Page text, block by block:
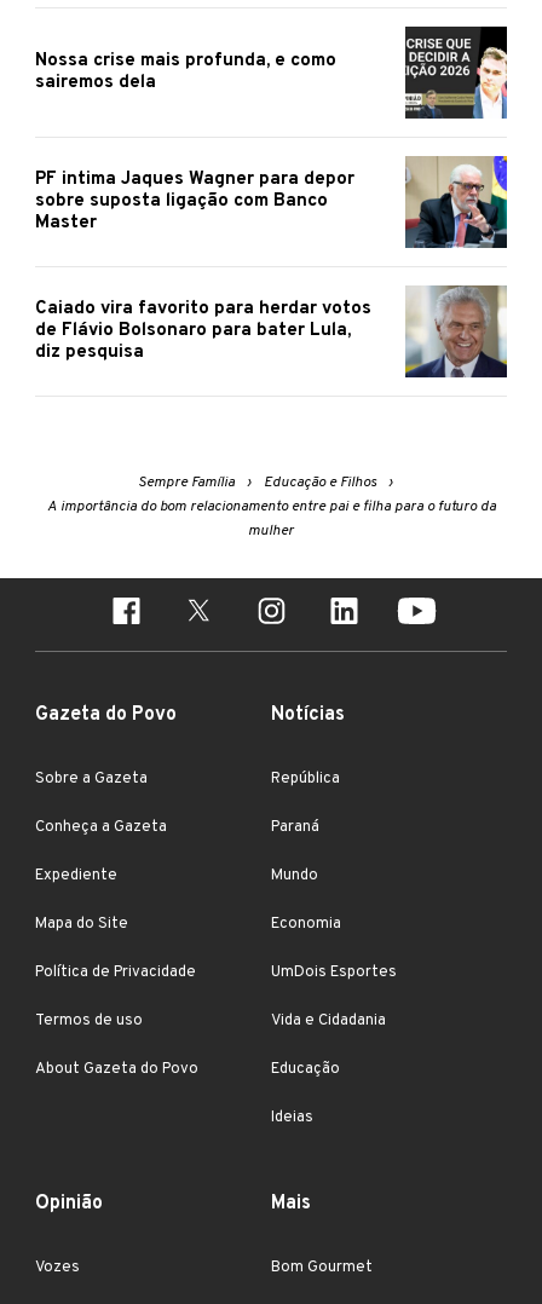
Nossa crise mais profunda, e como
sairemos dela
PF intima Jaques Wagner para depor
sobre suposta ligação com Banco
Master
Caiado vira favorito para herdar votos
de Flávio Bolsonaro para bater Lula,
diz pesquisa
Sempre Família
Educação e Filhos
A importância do bom relacionamento entre pai e filha para o futuro da
mulher
Gazeta do Povo
Sobre a Gazeta
Conheça a Gazeta
Expediente
Mapa do Site
Política de Privacidade
Termos de uso
About Gazeta do Povo
Notícias
República
Paraná
Mundo
Economia
UmDois Esportes
Vida e Cidadania
Educação
Ideias
Opinião
Vozes
Mais
Bom Gourmet